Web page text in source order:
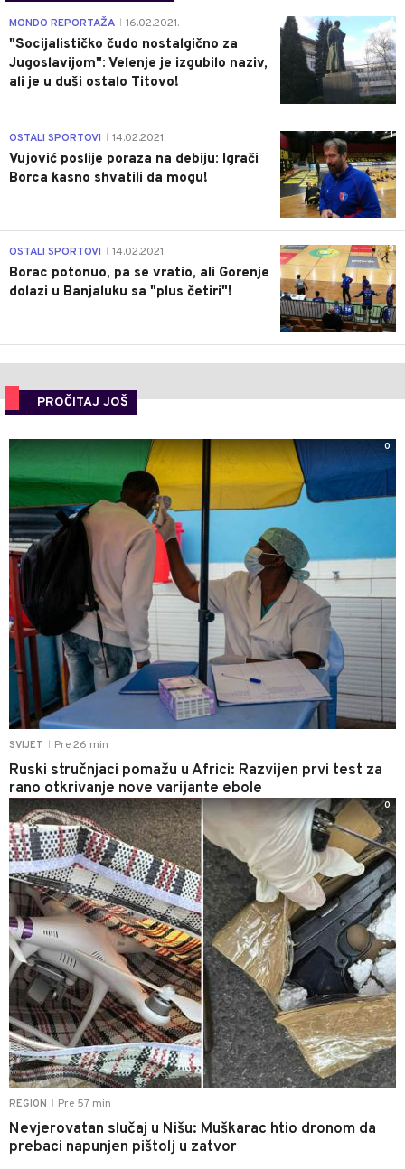
4
MONDO REPORTAŽA 16.02.2021.
"Socijalističko čudo nostalgično za
Jugoslavijom": Velenje je izgubilo naziv,
ali je u duši ostalo Titovo!
1
OSTALI SPORTOVI 14.02.2021.
Vujović poslije poraza na debiju: Igrači
Borca kasno shvatili da mogu!
3
OSTALI SPORTOVI 14.02.2021.
Borac potonuo, pa se vratio, ali Gorenje
dolazi u Banjaluku sa "plus četiri"!
PROČITAJ JOŠ
SVIJET Pre 26 min
Ruski stručnjaci pomažu u Africi: Razvijen prvi test za
rano otkrivanje nove varijante ebole
0
REGION Pre 57 min
Nevjerovatan slučaj u Nišu: Muškarac htio dronom da
prebaci napunjen pištolj u zatvor
0